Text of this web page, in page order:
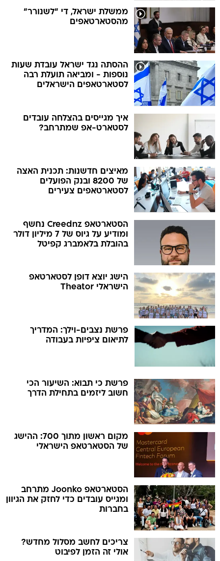
ממשלת ישראל, די "לשנורר"
מהסטארטאפים
ההסתה נגד ישראל עובדת שעות
נוספות - ומביאה תועלת רבה
לסטארטאפים הישראלים
איך מגייסים בהצלחה עובדים
לסטארט-אפ שמתרחב?
מאיצים חדשנות: תכנית האצה
של 8200 ובנק הפועלים
לסטארטאפים צעירים
הסטארטאפ Creednz נחשף
ומודיע על גיוס של 7 מיליון דולר
בהובלת בלאמברג קפיטל
הישג יוצא דופן לסטארטאפ
הישראלי Theator
פרשת נצבים-וילך: המדריך
לתיאום ציפיות בעבודה
פרשת כי תבוא: השיעור הכי
חשוב ליזמים בתחילת הדרך
מקום ראשון מתוך 700: ההישג
של הסטארטאפ הישראלי
הסטארטאפ Joonko מתרחב
ומגייס עובדים כדי לחזק את הגיוון
בחברות
צריכים לחשב מסלול מחדש?
אולי זה הזמן לפיבוט